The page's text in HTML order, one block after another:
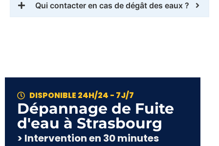
Qui contacter en cas de dégât des eaux ?
DISPONIBLE 24H/24 - 7J/7
Dépannage de Fuite
d'eau à Strasbourg
> Intervention en 30 minutes